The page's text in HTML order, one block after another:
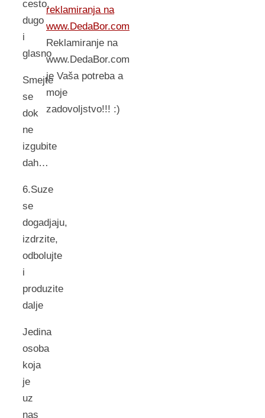
cesto,
dugo
i
glasno
Smejte
se
dok
ne
izgubite
dah…
6.Suze
se
dogadjaju,
izdrzite,
odbolujte
i
produzite
dalje
Jedina
osoba
koja
je
uz
nas
reklamiranja na
www.DedaBor.com
Reklamiranje na
www.DedaBor.com
je Vaša potreba a
moje
zadovoljstvo!!! :)